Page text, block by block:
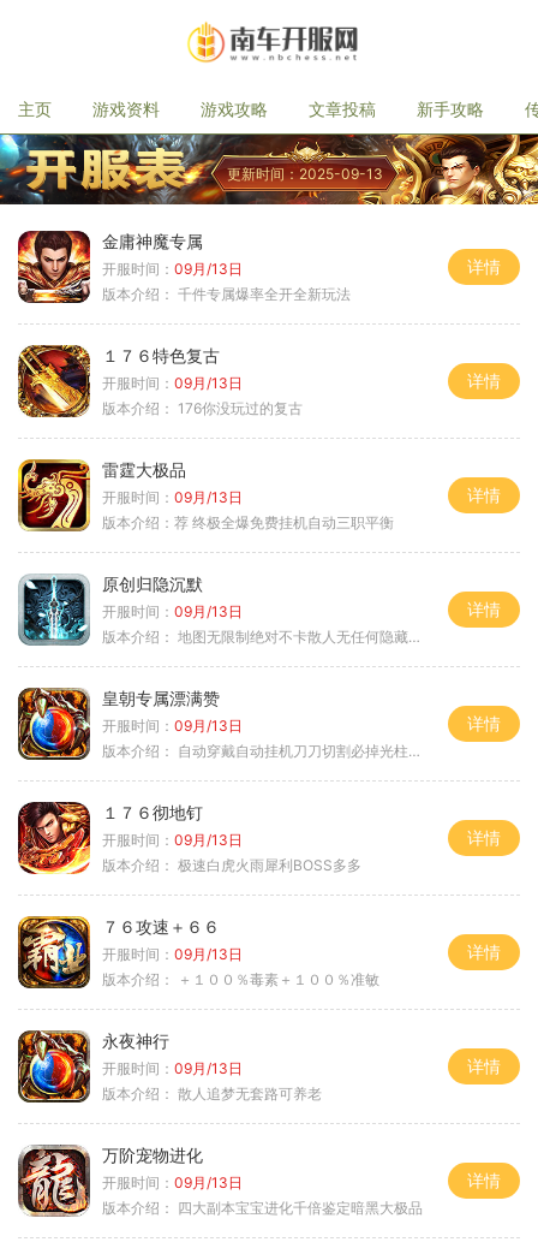
主页 游戏资料 游戏攻略 文章投稿 新手攻略
更新时间：2025-09-13
金庸神魔专属
开服时间： 09月/13日
版本介绍： 千件专属爆率全开全新玩法
详情
１７６特色复古
开服时间： 09月/13日
版本介绍： 176你没玩过的复古
详情
雷霆大极品
开服时间： 09月/13日
版本介绍： 荐 终极全爆免费挂机自动三职平衡
详情
原创归隐沉默
开服时间： 09月/13日
版本介绍： 地图无限制绝对不卡散人无任何隐藏消费
详情
皇朝专属漂满赞
开服时间： 09月/13日
版本介绍： 自动穿戴自动挂机刀刀切割必掉光柱自动
详情
１７６彻地钉
开服时间： 09月/13日
版本介绍： 极速白虎火雨犀利BOSS多多
详情
７６攻速＋６６
开服时间： 09月/13日
版本介绍：
＋１００％毒素＋１００％准敏
详情
永夜神行
开服时间： 09月/13日
版本介绍： 散人追梦无套路可养老
详情
万阶宠物进化
开服时间： 09月/13日
版本介绍： 四大副本宝宝进化千倍鉴定暗黑大极品
详情